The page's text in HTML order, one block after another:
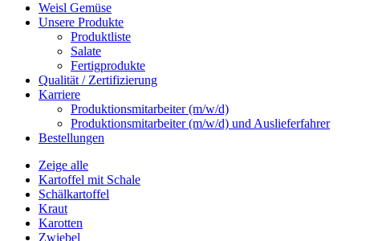
Weisl Gemüse
Unsere Produkte
Produktliste
Salate
Fertigprodukte
Qualität / Zertifizierung
Karriere
Produktionsmitarbeiter (m/w/d)
Produktionsmitarbeiter (m/w/d) und Auslieferfahrer
Bestellungen
Zeige alle
Kartoffel mit Schale
Schälkartoffel
Kraut
Karotten
Zwiebel